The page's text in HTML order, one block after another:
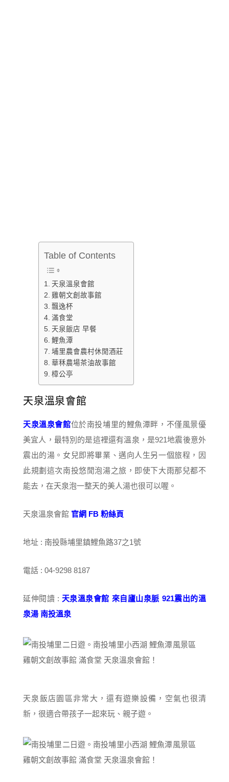
Table of Contents
天泉溫泉會館
雞朝文創故事館
飄逸杯
滿食堂
天泉飯店 早餐
鯉魚潭
埔里農會農村休閒酒莊
華秝農場茶油故事館
樟公亭
天泉溫泉會館
天泉溫泉會館位於南投埔里的鯉魚潭畔，不僅風景優
美宜人，最特別的是這裡還有溫泉，是921地震後意外
震出的湯。女兒即將畢業、邁向人生另一個旅程，因
此規劃這次南投悠閒泡湯之旅，即使下大雨那兒都不
能去，在天泉泡一整天的美人湯也很可以喔。
天泉溫泉會館 官網 FB 粉絲頁
地址 : 南投縣埔里鎮鯉魚路37之1號
電話 : 04-9298 8187
延伸閱讀 : 天泉溫泉會館 來自廬山泉脈 921震出的溫
泉湯 南投溫泉
天泉飯店園區非常大，還有遊樂設備，空氣也很清
新，很適合帶孩子一起來玩、親子遊。